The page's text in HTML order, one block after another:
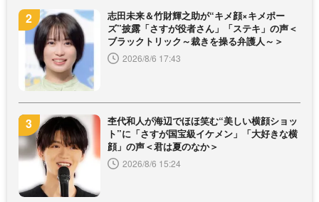
志田未来＆竹財輝之助が“キメ顔×キメポー
ズ”披露「さすが役者さん」「ステキ」の声＜
ブラックトリック～裁きを操る弁護人～＞
2026/8/6 17:43
杢代和人が海辺でほほ笑む“美しい横顔ショッ
ト”に「さすが国宝級イケメン」「大好きな横
顔」の声＜君は夏のなか＞
2026/8/6 15:24